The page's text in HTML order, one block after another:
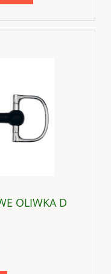
OLIWKA D